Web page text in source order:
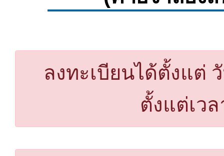
ลงทะเบียนได้ตั้งแต่
ตั้งแต่เว